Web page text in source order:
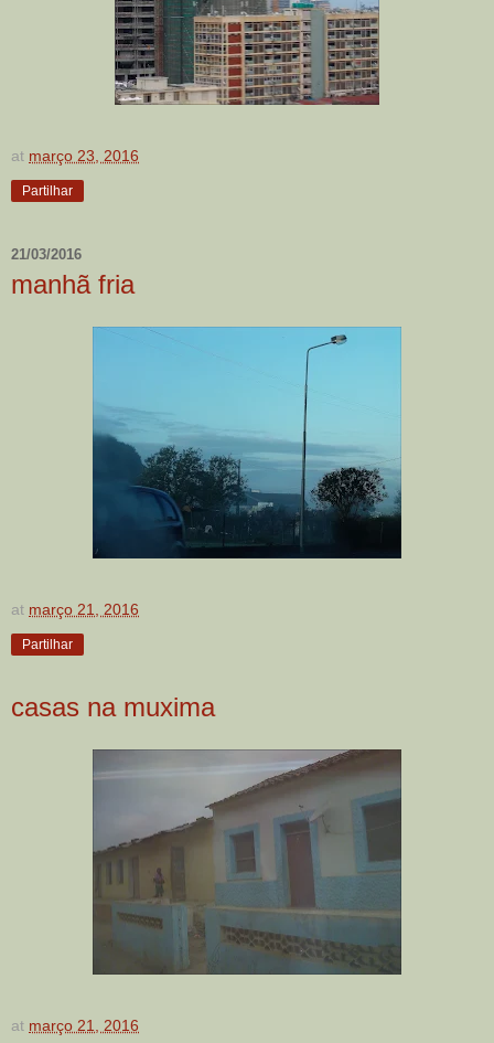
at março 23, 2016
Partilhar
21/03/2016
manhã fria
at março 21, 2016
Partilhar
casas na muxima
at março 21, 2016